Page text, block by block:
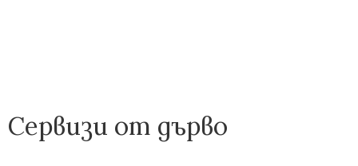
Сервизи от дърво